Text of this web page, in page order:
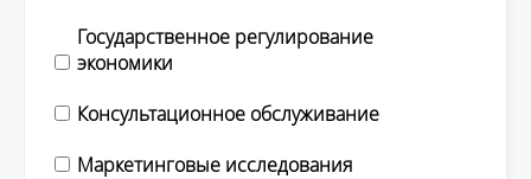
Государственное регулирование
экономики
Консультационное обслуживание
Маркетинговые исследования